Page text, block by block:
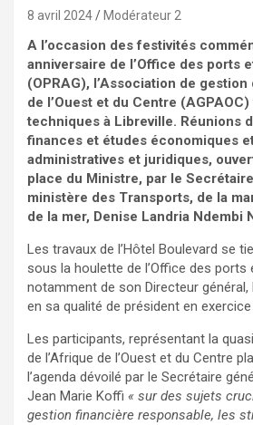
8 avril 2024 Modérateur 2
A l’occasion des festivités
anniversaire de l’Office des ports
(OPRAG), l’Association de
de l’Ouest et du Centre
techniques à Libreville. Réunions
finances et études économiques
administratives et juridiques,
place du Ministre, par le
ministère des Transports, de la
de la mer, Denise Landria Ndembi
Les travaux de l’Hôtel Boulevard se
sous la houlette de l’Office des ports
notamment de son Directeur général,
en sa qualité de président en exercice
Les participants, représentant la
de l’Afrique de l’Ouest et du Centre
l’agenda dévoilé par le Secrétaire
Jean Marie Koffi « sur des sujets
gestion financière responsable, les